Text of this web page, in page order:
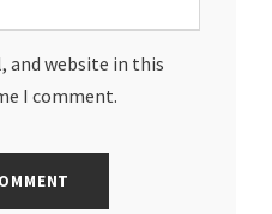
and website in this
I comment.